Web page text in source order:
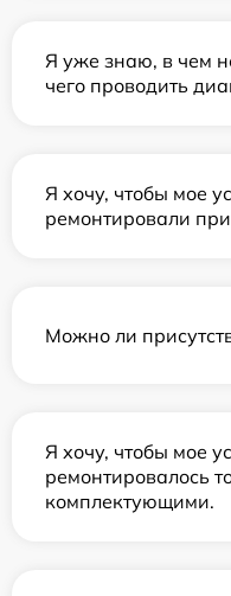
Я уже знаю, в чем
чего проводить
Я хочу, чтобы мое
ремонтировали
Можно ли
Я хочу, чтобы мое
ремонтировалось
комплектующими.